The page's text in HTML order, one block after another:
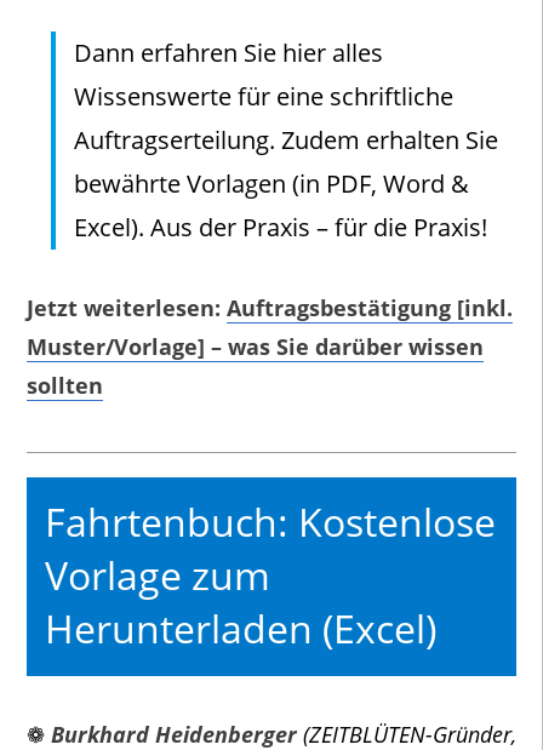
Dann erfahren Sie hier alles
Wissenswerte für eine schriftliche
Auftragserteilung. Zudem erhalten Sie
bewährte Vorlagen (in PDF, Word &
Excel). Aus der Praxis – für die Praxis!
Jetzt weiterlesen: Auftragsbestätigung [inkl.
Muster/Vorlage] – was Sie darüber wissen
sollten
Fahrtenbuch: Kostenlose
Vorlage zum
Herunterladen (Excel)
❁ Burkhard Heidenberger(ZEITBLÜTEN-Gründer,